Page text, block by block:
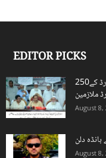
EDITOR PICKS
اسلام آباد (ٹی این ایس) پاکستان اسپورٹس بورڈ کے250
August 8,
August 8,